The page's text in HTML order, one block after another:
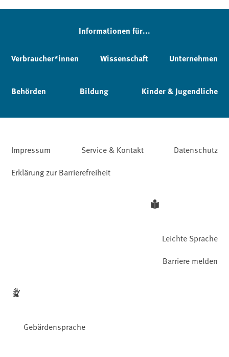
Informationen für...
Verbraucher*innen Wissenschaft Unternehmen
Behörden Bildung Kinder & Jugendliche
Impressum Service & Kontakt
Datenschutz
Erklärung zur Barrierefreiheit
Leichte Sprache
Gebärdensprache
Barriere melden